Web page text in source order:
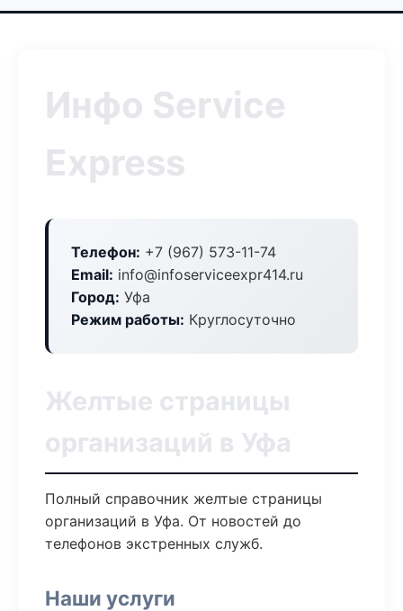
Инфо Service
Express
Телефон: +7 (967) 573-11-74
Email: info@infoserviceexpr414.ru
Город: Уфа
Режим работы: Круглосуточно
Желтые страницы
организаций в Уфа
Полный справочник желтые страницы
организаций в Уфа. От новостей до
телефонов экстренных служб.
Наши услуги